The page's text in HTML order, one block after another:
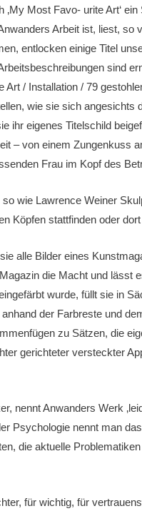
‚My Most Favo- urite Art‘
Arbeit ist, liest,
entlocken einige Titel
sind
Art / Installation / 79
wie sie sich
ihr eigenes Titelschild
– von einem Zungenkuss
Frau im Kopf des
wie Lawrence Weiner
Köpfen stattfinden oder
alle Bilder eines
die Macht und lässt
wurde, füllt sie in
der Farbreste und
zu Sätzen, die
gerichteter versteckter
nennt Anwanders Werk
Psychologie nennt man
die aktuelle
für wichtig, für